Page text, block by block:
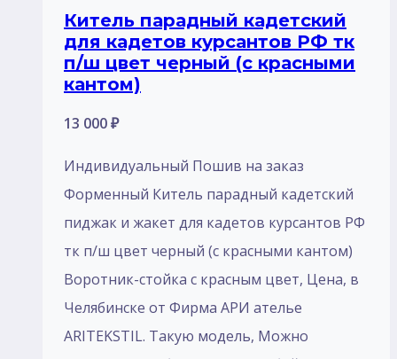
Китель парадный кадетский
для кадетов курсантов РФ тк
п/ш цвет черный (с красными
кантом)
13 000₽
Индивидуальный Пошив на заказ
Форменный Китель парадный кадетский
пиджак и жакет для кадетов курсантов РФ
тк п/ш цвет черный (с красными кантом)
Воротник-стойка с красным цвет, Цена, в
Челябинске от Фирма АРИ ателье
ARITEKSTIL. Такую модель, Mожно